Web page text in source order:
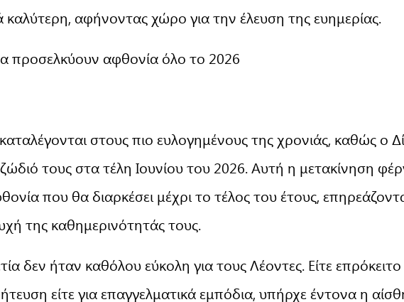
καλύτερη, αφήνοντας χώρο για την έλευση της ευημερίας.
προσελκύουν αφθονία όλο το 2026
στους πιο ευλογημένους της χρονιάς, καθώς ο
τους στα τέλη Ιουνίου του 2026. Αυτή η μετακίνηση
που θα διαρκέσει μέχρι το τέλος του έτους,
της καθημερινότητάς τους.
δεν ήταν καθόλου εύκολη για τους Λέοντες. Είτε επρόκειτο
είτε για επαγγελματικά εμπόδια, υπήρχε έντονα η